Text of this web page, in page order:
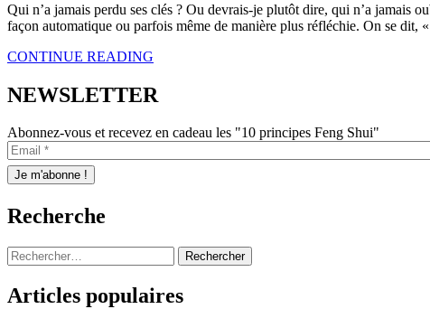
Qui n’a jamais perdu ses clés ? Ou devrais-je plutôt dire, qui n’a jamais
façon automatique ou parfois même de manière plus réfléchie. On se
CONTINUE READING
NEWSLETTER
Abonnez-vous et recevez en cadeau les "10 principes Feng Shui"
Recherche
Rechercher :
Articles populaires